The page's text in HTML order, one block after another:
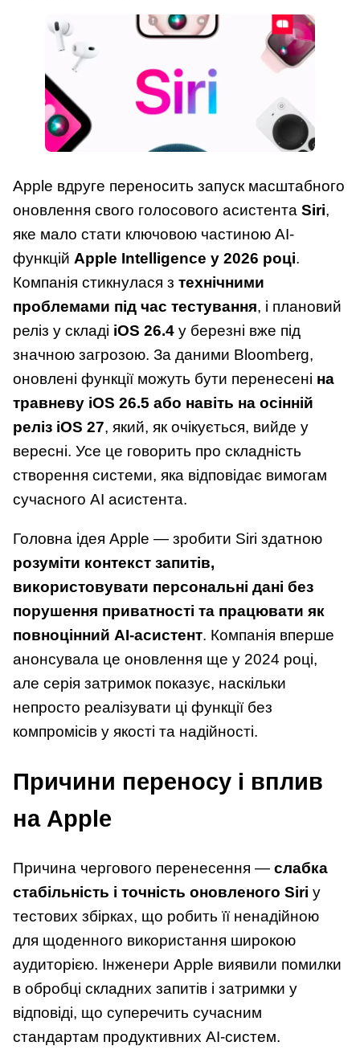
Apple вдруге переносить запуск масштабного
оновлення свого голосового асистента Siri,
яке мало стати ключовою частиною AI-
функцій Apple Intelligence у 2026 році.
Компанія стикнулася з технічними
проблемами під час тестування, і плановий
реліз у складі iOS 26.4 у березні вже під
значною загрозою. За даними Bloomberg,
оновлені функції можуть бути перенесені на
травневу iOS 26.5 або навіть на осінній
реліз iOS 27, який, як очікується, вийде у
вересні. Усе це говорить про складність
створення системи, яка відповідає вимогам
сучасного AI асистента.
Головна ідея Apple — зробити Siri здатною
розуміти контекст запитів,
використовувати персональні дані без
порушення приватності та працювати як
повноцінний AI-асистент. Компанія вперше
анонсувала це оновлення ще у 2024 році,
але серія затримок показує, наскільки
непросто реалізувати ці функції без
компромісів у якості та надійності.
Причини переносу і вплив
на Apple
Причина чергового перенесення — слабка
стабільність і точність оновленого Siri у
тестових збірках, що робить її ненадійною
для щоденного використання широкою
аудиторією. Інженери Apple виявили помилки
в обробці складних запитів і затримки у
відповіді, що суперечить сучасним
стандартам продуктивних AI-систем.